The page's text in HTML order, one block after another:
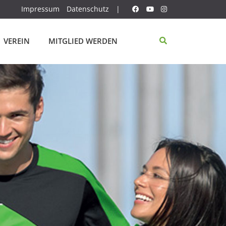
Impressum Datenschutz |
VEREIN MITGLIED WERDEN